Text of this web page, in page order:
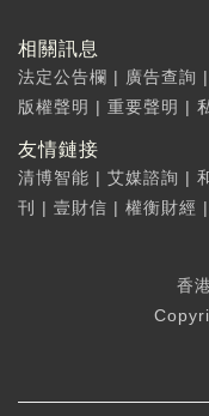
相關訊息
法定公告欄 | 廣告查詢 |
版權聲明 | 重要聲明 |
友情鏈接
清博智能 | 艾媒諮詢 |
刊
| 壹財信 | 權衡財經 |
香